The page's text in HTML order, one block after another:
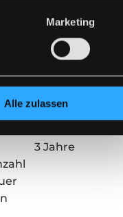
Marketing
Alle zulassen
Sitzung
3 Jahre